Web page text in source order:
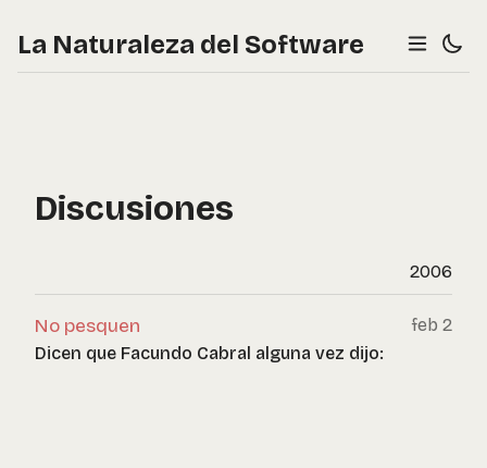
La Naturaleza del Software
Discusiones
2006
No pesquen
feb 2
Dicen que Facundo Cabral alguna vez dijo: